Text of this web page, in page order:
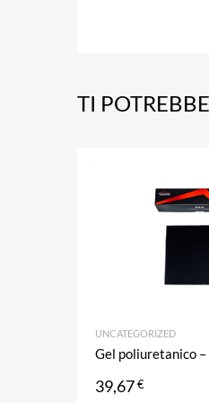
TI
UNCATEGORIZED
Gel poliuretanico
39,67€